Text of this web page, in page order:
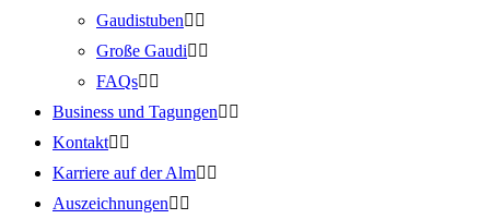
Gaudistuben
Große Gaudi
FAQs
Business und Tagungen
Kontakt
Karriere auf der Alm
Auszeichnungen